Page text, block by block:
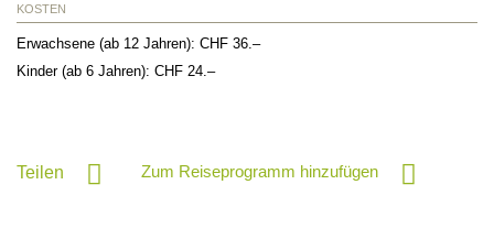
KOSTEN
Erwachsene (ab 12 Jahren): CHF 36.–
Kinder (ab 6 Jahren): CHF 24.–
Teilen Zum Reiseprogramm hinzufügen